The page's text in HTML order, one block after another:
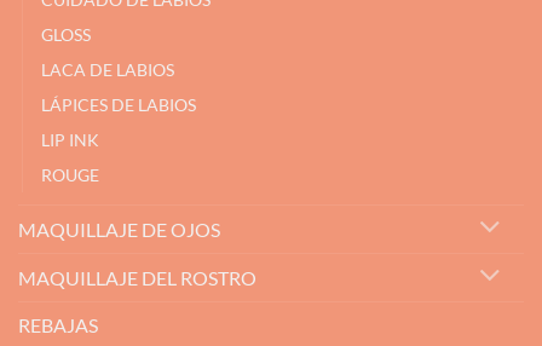
GLOSS
LACA DE LABIOS
LÁPICES DE LABIOS
LIP INK
ROUGE
MAQUILLAJE DE OJOS
MAQUILLAJE DEL ROSTRO
REBAJAS